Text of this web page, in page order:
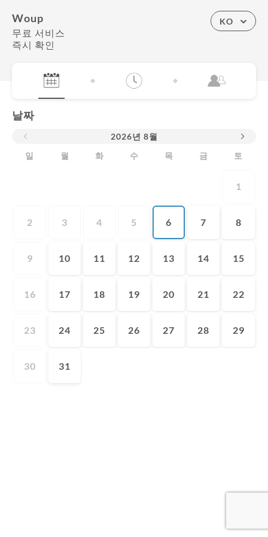
Woup
무료 서비스
즉시 확인
KO
날짜
2026년 8월
일
월 화 수 목 금 토
1
2 3 4 5 6 7 8
9 10 11 12 13 14 15
16 17 18 19 20 21 22
23 24 25 26 27 28 29
30 31